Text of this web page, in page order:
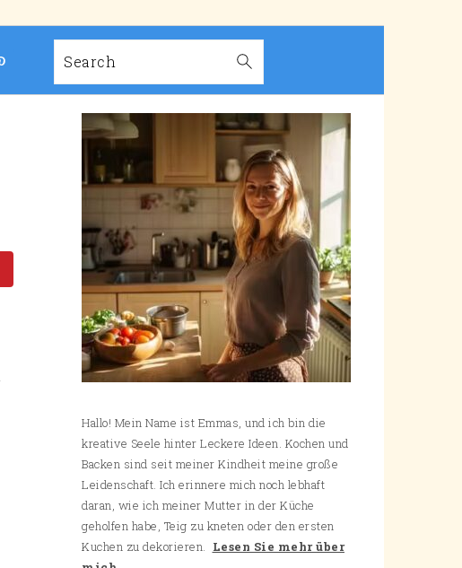
Search
PRIMARY
SIDEBAR
Hallo! Mein Name ist Emmas, und ich bin die
kreative Seele hinter Leckere Ideen. Kochen und
Backen sind seit meiner Kindheit meine große
Leidenschaft. Ich erinnere mich noch lebhaft
daran, wie ich meiner Mutter in der Küche
geholfen habe, Teig zu kneten oder den ersten
Kuchen zu dekorieren. Lesen Sie mehr über